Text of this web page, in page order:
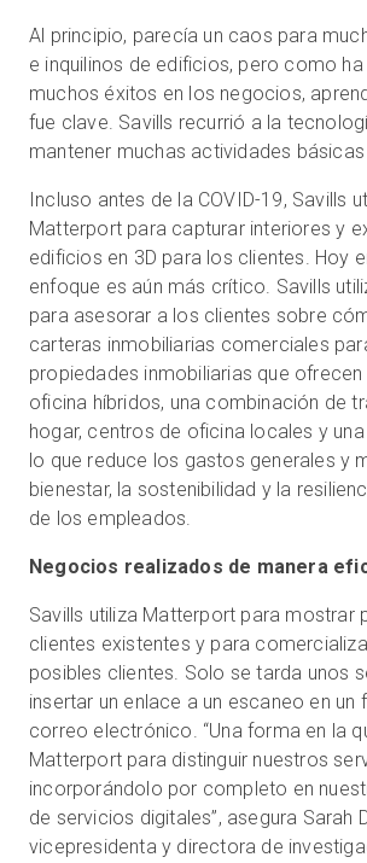
Al principio, parecía un caos para
e inquilinos de edificios, pero como
muchos éxitos en los negocios,
fue clave. Savills recurrió a la
mantener muchas actividades
Incluso antes de la COVID-19, Savills
Matterport para capturar interiores y
edificios en 3D para los clientes. Hoy
enfoque es aún más crítico. Savills
para asesorar a los clientes sobre
carteras inmobiliarias comerciales
propiedades inmobiliarias que
oficina híbridos, una combinación de
hogar, centros de oficina locales y
lo que reduce los gastos generales y
bienestar, la sostenibilidad y la
de los empleados.
Negocios realizados de manera
Savills utiliza Matterport para mostrar
clientes existentes y para
posibles clientes. Solo se tarda unos
insertar un enlace a un escaneo en un
correo electrónico. “Una forma en la
Matterport para distinguir nuestros
incorporándolo por completo en
de servicios digitales”, asegura Sarah
vicepresidenta y directora de